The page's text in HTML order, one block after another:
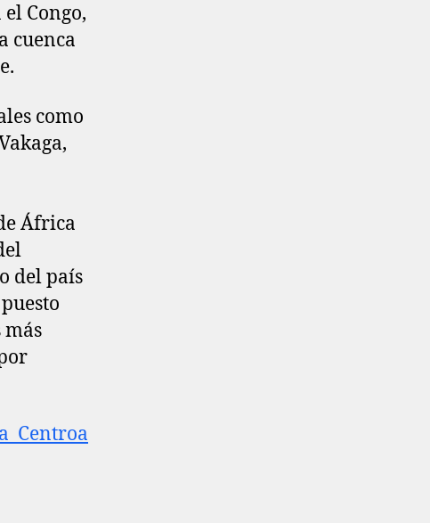
Congo,
cuenca
como
África
del país